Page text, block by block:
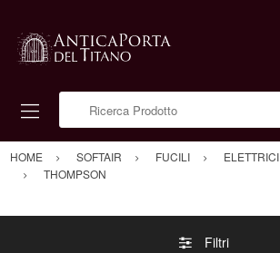
HOME SOFTAIR FUCILI ELETTRICI
THOMPSON
Filtri